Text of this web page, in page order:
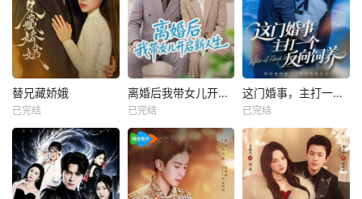
替兄藏娇娥
已完结
离婚后我带女儿开启新人生
已完结
这门婚事，主打一个反向饲养
已完结